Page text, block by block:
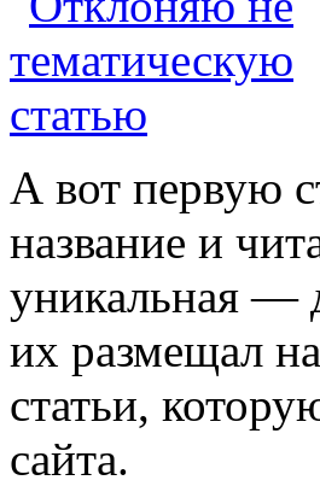
А вот первую
название и
уникальная —
их размещал
статьи,
сайта.